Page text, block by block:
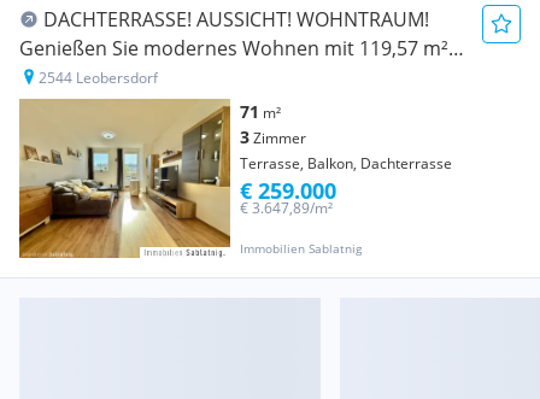
DACHTERRASSE! AUSSICHT! WOHNTRAUM!
Genießen Sie modernes Wohnen mit 119,57 m²
Freifläche über den Dächern von Leobersdorf!
2544 Leobersdorf
71 m²
3Zimmer
Terrasse, Balkon, Dachterrasse
Immobilien Sablatnig
€ 3.647,89/m²
€ 259.000